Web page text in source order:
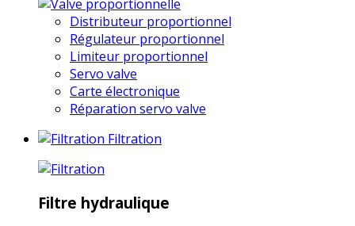
Distributeur proportionnel
Régulateur proportionnel
Limiteur proportionnel
Servo valve
Carte électronique
Réparation servo valve
Filtration
Filtre hydraulique